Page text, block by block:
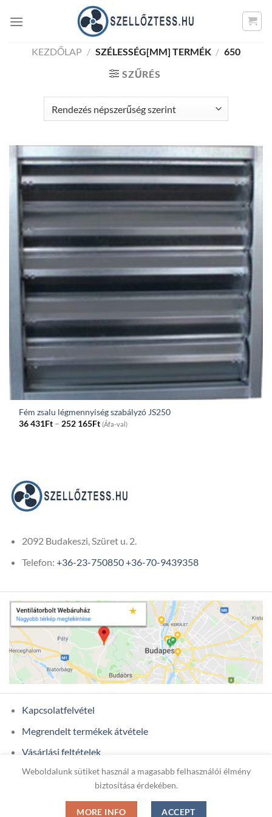
KEZDŐLAP / SZÉLESSÉG[MM] TERMÉK / 650
SZŰRÉS
Fém zsalu légmennyiség szabályzó JS250
36 431Ft – 252 165FtPrice
range:
(Áfa-val)
2092 Budakeszi, Szüret u. 2.
Telefon: +36-23-750850+36-70-9439358
Kapcsolatfelvétel
Megrendelt termékek átvétele
Vásárlási feltételek
Ügyfél adatok
Weboldalunk sütiket használ a magasabb felhasználói élmény
biztosítása érdekében.
MORE INFO ACCEPT